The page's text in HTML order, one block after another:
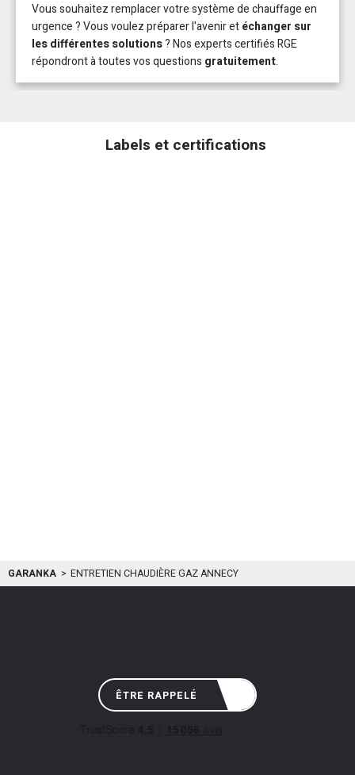
Vous souhaitez remplacer votre système de chauffage en
urgence ? Vous voulez préparer l'avenir etéchanger sur
les différentes solutions? Nos experts certifiés RGE
répondront à toutes vos questions gratuitement.
Labels et certifications
GARANKA ENTRETIEN CHAUDIÈRE GAZ ANNECY
ÊTRE RAPPELÉ